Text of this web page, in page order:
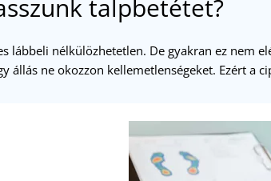
talpbetétet?
lábbeli nélkülözhetetlen. De gyakran ez nem
állás ne okozzon kellemetlenségeket. Ezért a